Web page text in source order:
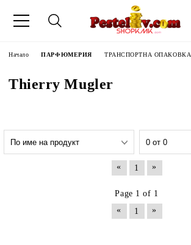
Начало ПАРФЮМЕРИЯ ТРАНСПОРТНА ОПАКОВКА
Thierry Mugler
« 1 »
Page 1 of 1
«
1 »